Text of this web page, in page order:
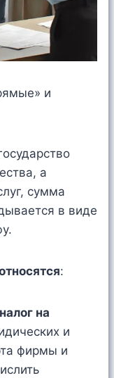
и
а
сумма
в виде
:
налог на
и
фирмы и